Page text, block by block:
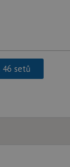
46 setů
účtu. Webové